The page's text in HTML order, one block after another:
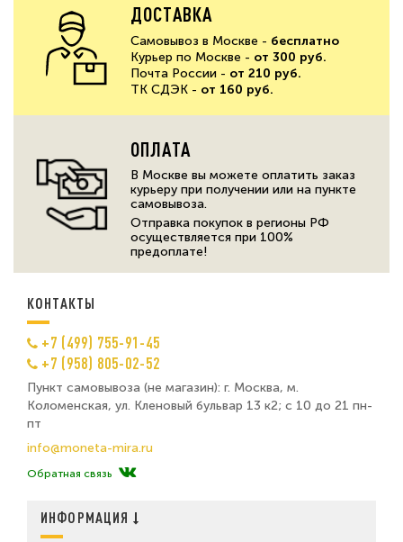
ДОСТАВКА
Самовывоз в Москве - бесплатно
Курьер по Москве - от 300 руб.
Почта России - от 210 руб.
ТК СДЭК - от 160 руб.
ОПЛАТА
В Москве вы можете оплатить заказ
курьеру при получении или на пункте
самовывоза.
Отправка покупок в регионы РФ
осуществляется при 100%
предоплате!
КОНТАКТЫ
+7 (499) 755-91-45
+7 (958) 805-02-52
Пункт самовывоза (не магазин): г. Москва, м.
Коломенская, ул. Кленовый бульвар 13 к2; с 10 до 21 пн-
пт
info@moneta-mira.ru
Обратная связь
ИНФОРМАЦИЯ